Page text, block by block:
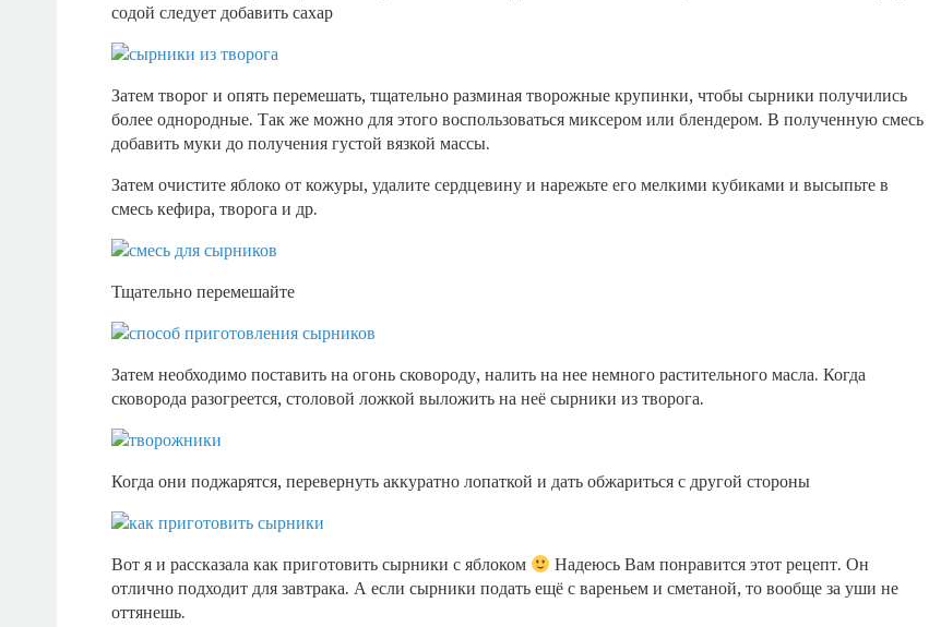
содой следует добавить сахар
Затем творог и опять перемешать, тщательно разминая творожные крупинки, чтобы сырники получились
более однородные. Так же можно для этого воспользоваться миксером или блендером. В полученную смесь
добавить муки до получения густой вязкой массы.
Затем очистите яблоко от кожуры, удалите сердцевину и нарежьте его мелкими кубиками и высыпьте в
смесь кефира, творога и др.
Тщательно перемешайте
Затем необходимо поставить на огонь сковороду, налить на нее немного растительного масла. Когда
сковорода разогреется, столовой ложкой выложить на неё сырники из творога.
Когда они поджарятся, перевернуть аккуратно лопаткой и дать обжариться с другой стороны
Вот я и рассказала как приготовить сырники с яблоком
Надеюсь Вам понравится этот рецепт. Он
отлично подходит для завтрака. А если сырники подать ещё с вареньем и сметаной, то вообще за уши не
оттянешь.